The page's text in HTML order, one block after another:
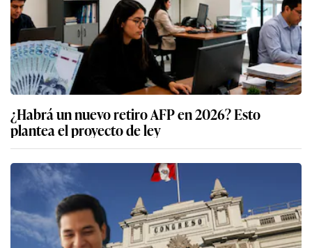
¿Habrá un nuevo retiro AFP en 2026? Esto
plantea el proyecto de ley